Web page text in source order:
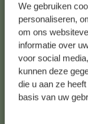
We gebruiken
personaliseren,
om ons
informatie over
voor social
kunnen deze
die u aan ze
basis van uw
Falls Sie Fragen
Sie sich bitte an
die Antworten auf